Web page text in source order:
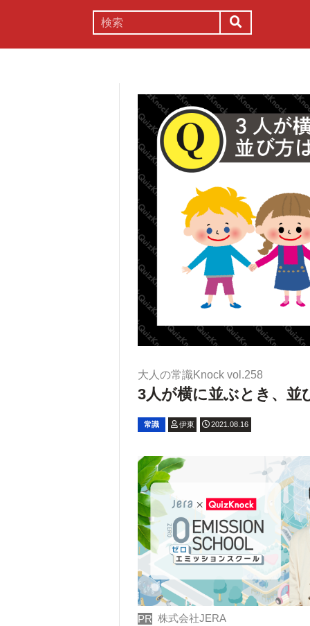
大人の常識Knock vol.258
3人が横に並ぶとき、並
常識 伊東 2021.08.16
PR 株式会社JERA